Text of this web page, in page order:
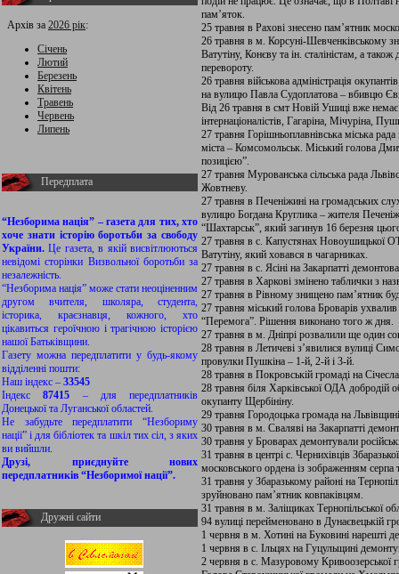
Архів за 2026 рік:
Січень
Лютий
Березень
Квітень
Травень
Червень
Липень
Передплата
“Незборима нація” – газета для тих, хто
хоче знати історію боротьби за свободу
України.Це газета, в якій висвітлюються
невідомі сторінки Визвольної боротьби за
незалежність.
“Незборима нація” може стати неоціненним
другом вчителя, школяра, студента,
історика, краєзнавця, кожного, хто
цікавиться героїчною і трагічною історією
нашої Батьківщини.
Газету можна передплатити у будь-якому
відділенні пошти:
Наш індекс – 33545
Індекс87415 – для передплатників
Донецької та Луганської областей.
Не забудьте передплатити “Незбориму
нації” і для бібліотек та шкіл тих сіл, з яких
ви вийшли.
Друзі, приєднуйте нових
передплатників “Незборимої нації”.
Дружні сайти
пам’яток.
25 травня в Рахові знесено пам’ятник
26 травня в м. Корсуні-Шевченківському
Ватутіну, Конєву та ін. сталіністам, а
перевороту.
26 травня військова адміністрація
на вулицю Павла Судоплатова – вбивцю
Від 26 травня в смт Новій Ушиці вже немає
інтернаціоналістів, Гагаріна, Мічуріна,
27 травня Горішньоплавнівська міська
міста – Комсомольськ. Міський голова
позицією”.
27 травня Мурованська сільська рада
Жовтневу.
27 травня в Печеніжині на громадських
вулицю Богдана Круглика – жителя
“Шахтарськ”, який загинув 16 березня
27 травня в с. Капустянах Новоушицької
Ватутіну, який ховався в чагарниках.
27 травня в с. Ясіні на Закарпатті
27 травня в Харкові змінено таблички з
27 травня в Рівному знищено пам’ятник
27 травня міський голова Броварів
“Перемога”. Рішення виконано того ж дня.
27 травня в м. Дніпрі розвалили ще один
28 травня в Летичеві з’явилися вулиці
провулки Пушкіна – 1-й, 2-й і 3-й.
28 травня в Покровській громаді на
28 травня біля Харківської ОДА добродій
окупанту Щербініну.
29 травня Городоцька громада на
30 травня в м. Сваляві на Закарпатті
30 травня у Броварах демонтували
31 травня в центрі с. Чернихівців
московського ордена із зображенням серпа
31 травня у Збаразькому районі на
зруйновано пам’ятник ковпаківцям.
31 травня в м. Заліщиках Тернопільської
94 вулиці перейменовано в Дунаєвецькій
1 червня в м. Хотині на Буковині нарешті
1 червня в с. Ільцях на Гуцульщині
2 червня в с. Мазуровому Кривоозерської